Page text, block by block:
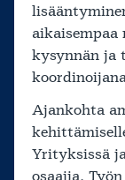
kysynnän ja
Ajankohta
Yrityksissä